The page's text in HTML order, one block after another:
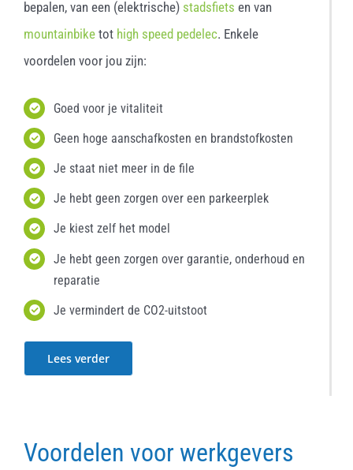
bepalen, van een (elektrische) stadsfiets en van
mountainbiketot high speed pedelec. Enkele
voordelen voor jou zijn:
Goed voor je vitaliteit
Geen hoge aanschafkosten en brandstofkosten
Je staat niet meer in de file
Je hebt geen zorgen over een parkeerplek
Je kiest zelf het model
Je hebt geen zorgen over garantie, onderhoud en
reparatie
Je vermindert de CO2-uitstoot
Lees verder
Voordelen voor werkgevers